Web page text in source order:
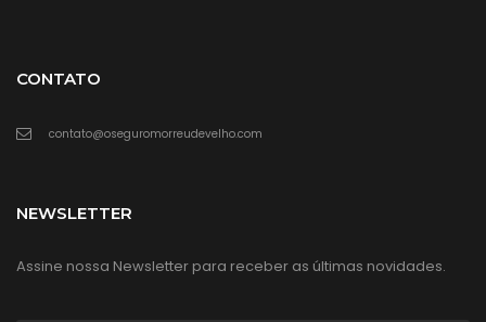
CONTATO
contato@oseguromorreudevelho.com
NEWSLETTER
Assine nossa Newsletter para receber as últimas novidades.